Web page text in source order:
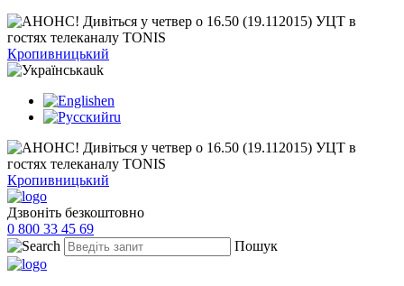
Кропивницький
uk
en
ru
Кропивницький
Дзвоніть безкоштовно
0 800 33 45 69
Пошук